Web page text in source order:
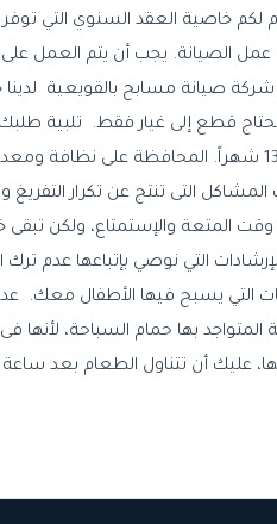
لكم خاصية العقد السنوي التي توفر
الصيانة. يجب أن يتم العمل على
صيانة مسابح بالقويعية
قطع إلى غيار فقط. تلبية
الصيانة المجدول مرة في الشهر. العقد السنوي لدينا يتوافر
التى تنتج عن تكرار
وقت المتعة والإستمتاع، ولكن
التي نوصي بإتباعها عدم ترك
يسبح فيها الأطفال معك. عدم
بها حمام السباحة، لأنها فى
عليك أن تتناول الطعام بعد